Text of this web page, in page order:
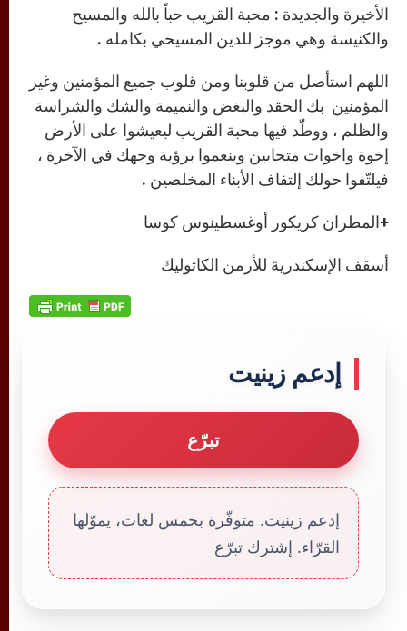
الأخيرة والجديدة : محبة القريب حباً بالله والمسيح
والكنيسة وهي موجز للدين المسيحي بكامله .
اللهم استأصل من قلوبنا ومن قلوب جميع المؤمنين وغير
المؤمنين بك الحقد والبغض والنميمة والشك والشراسة
والظلم ، ووطّد فيها محبة القريب ليعيشوا على الأرض
إخوة واخوات متحابين وينعموا برؤية وجهك في الآخرة ،
فيلتّفوا حولك إلتفاف الأبناء المخلصين .
+المطران كريكور أوغسطينوس كوسا
أسقف الإسكندرية للأرمن الكاثوليك
إدعم زينيت
تبرّع
إدعم زينيت. متوفّرة بخمس لغات، يموّلها
القرّاء. إشترك تبرّع